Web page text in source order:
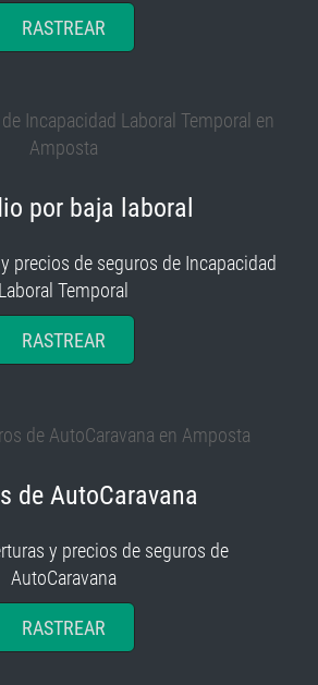
RASTREAR
por baja laboral
precios de seguros de Incapacidad
Laboral Temporal
RASTREAR
de AutoCaravana
y precios de seguros de
AutoCaravana
RASTREAR